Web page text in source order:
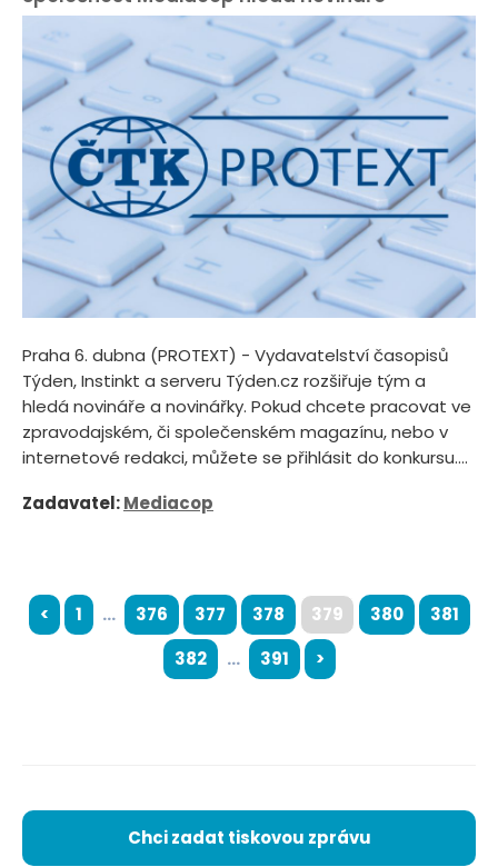
Praha 6. dubna (PROTEXT) - Vydavatelství časopisů
Týden, Instinkt a serveru Týden.cz rozšiřuje tým a
hledá novináře a novinářky. Pokud chcete pracovat ve
zpravodajském, či společenském magazínu, nebo v
internetové redakci, můžete se přihlásit do konkursu....
Zadavatel:Mediacop
< 1 ... 376 377 378 379 380
381
382
... 391 >
Chci zadat tiskovou zprávu